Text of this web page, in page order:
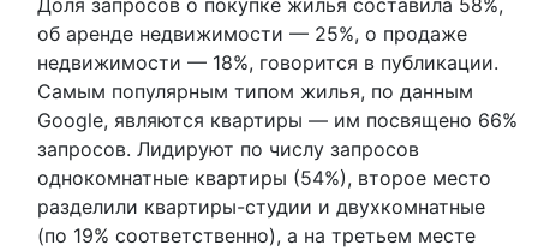
Доля запросов о покупке жилья составила 58%,
об аренде недвижимости — 25%, о продаже
недвижимости — 18%, говорится в публикации.
Самым популярным типом жилья, по данным
Google, являются квартиры — им посвящено 66%
запросов. Лидируют по числу запросов
однокомнатные квартиры (54%), второе место
разделили квартиры-студии и двухкомнатные
(по 19% соответственно), а на третьем месте